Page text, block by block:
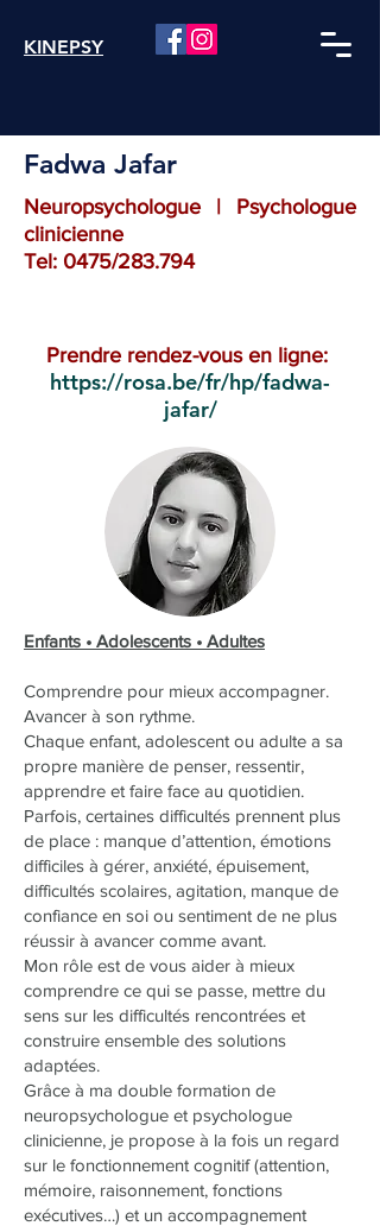
KINEPSY
Fadwa Jafar
Neuropsychologue | Psychologue
clinicienne
Tel: 0475/283.794
Prendre rendez-vous en ligne:
https://rosa.be/fr/hp/fadwa-
jafar/
Enfants • Adolescents • Adultes
Comprendre pour mieux accompagner.
Avancer à son rythme.
Chaque enfant, adolescent ou adulte a sa
propre manière de penser, ressentir,
apprendre et faire face au quotidien.
Parfois, certaines difficultés prennent plus
de place : manque d’attention, émotions
difficiles à gérer, anxiété, épuisement,
difficultés scolaires, agitation, manque de
confiance en soi ou sentiment de ne plus
réussir à avancer comme avant.
Mon rôle est de vous aider à mieux
comprendre ce qui se passe, mettre du
sens sur les difficultés rencontrées et
construire ensemble des solutions
adaptées.
Grâce à ma double formation de
neuropsychologue et psychologue
clinicienne, je propose à la fois un regard
sur le fonctionnement cognitif (attention,
mémoire, raisonnement, fonctions
exécutives…) et un accompagnement